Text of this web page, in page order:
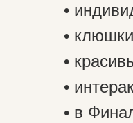
•
•
•
•
• в